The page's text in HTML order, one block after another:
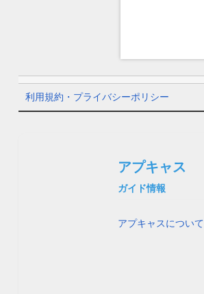
利用規約・プライバシーポリシー
アプキャス
ガイド情報
アプキャスについて